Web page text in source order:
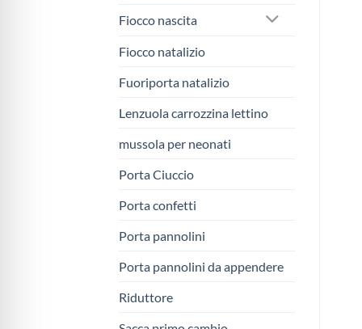
Fiocco nascita
Fiocco natalizio
Fuoriporta natalizio
Lenzuola carrozzina lettino
mussola per neonati
Porta Ciuccio
Porta confetti
Porta pannolini
Porta pannolini da appendere
Riduttore